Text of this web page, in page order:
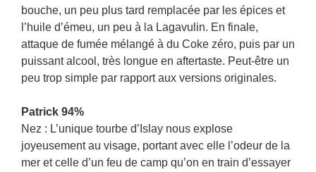
bouche, un peu plus tard remplacée par les épices et
l’huile d’émeu, un peu à la Lagavulin. En finale,
attaque de fumée mélangé à du Coke zéro, puis par un
puissant alcool, très longue en aftertaste. Peut-être un
peu trop simple par rapport aux versions originales.
Patrick 94%
Nez : L’unique tourbe d’Islay nous explose
joyeusement au visage, portant avec elle l’odeur de la
mer et celle d’un feu de camp qu’on en train d’essayer